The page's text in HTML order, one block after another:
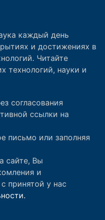
каждый день
и достижениях в
Читайте
технологий, науки и
согласования
ссылки на
письмо или заполняя
сайте, Вы
и
принятой у нас